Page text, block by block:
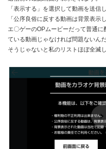
「表示する」を選択して動画を送信
「公序良俗に反する動画は背景表示
エ〇ゲーのOPムービーだって普通に
ている動画じゃなければ問題ないん
そうじゃないと私のリストほぼ全滅し